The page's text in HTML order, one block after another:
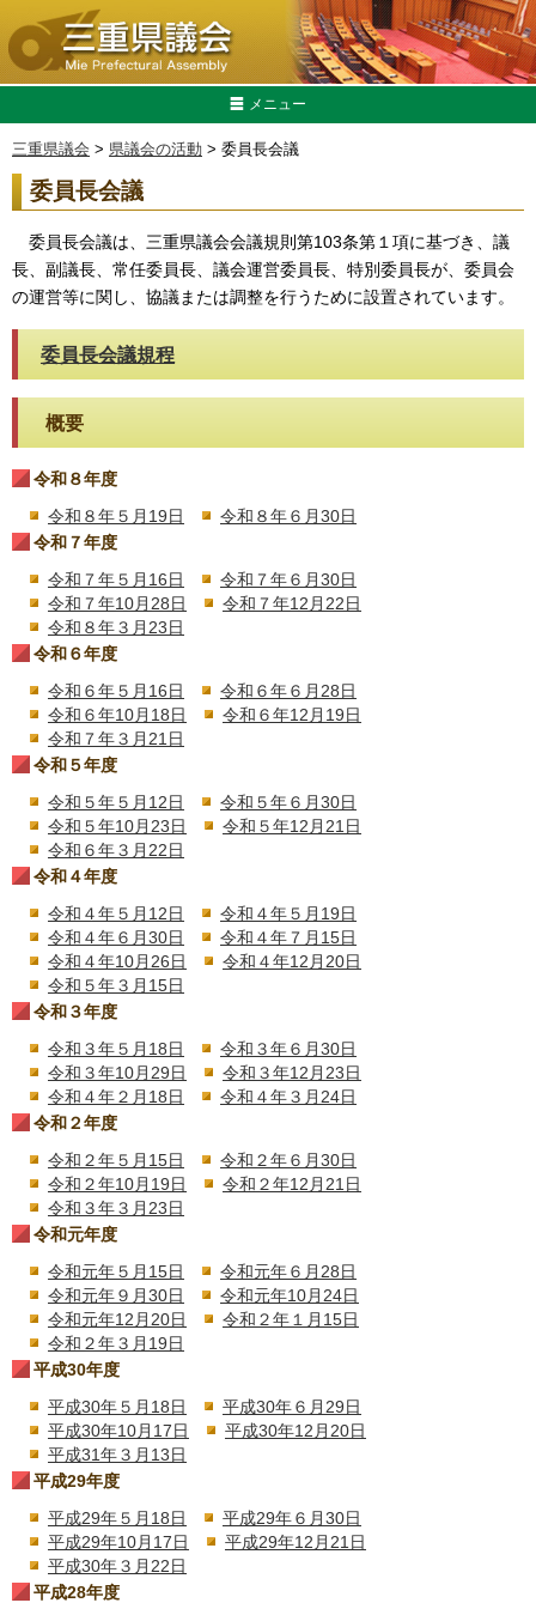
メニュー
三重県議会 > 県議会の活動 > 委員長会議
委員長会議
委員長会議は、三重県議会会議規則第103条第１項に基づき、議
長、副議長、常任委員長、議会運営委員長、特別委員長が、委員会
の運営等に関し、協議または調整を行うために設置されています。
委員長会議規程
概要
令和８年度
令和８年５月19日
令和８年６月30日
令和７年度
令和７年５月16日
令和７年６月30日
令和７年10月28日
令和７年12月22日
令和８年３月23日
令和６年度
令和６年５月16日
令和６年６月28日
令和６年10月18日
令和６年12月19日
令和７年３月21日
令和５年度
令和５年５月12日
令和５年６月30日
令和５年10月23日
令和５年12月21日
令和６年３月22日
令和４年度
令和４年５月12日
令和４年５月19日
令和４年６月30日
令和４年７月15日
令和４年10月26日
令和４年12月20日
令和５年３月15日
令和３年度
令和３年５月18日
令和３年６月30日
令和３年10月29日
令和３年12月23日
令和４年２月18日
令和４年３月24日
令和２年度
令和２年５月15日
令和２年６月30日
令和２年10月19日
令和２年12月21日
令和３年３月23日
令和元年度
令和元年５月15日
令和元年６月28日
令和元年９月30日
令和元年10月24日
令和元年12月20日
令和２年１月15日
令和２年３月19日
平成30年度
平成30年５月18日
平成30年６月29日
平成30年10月17日
平成30年12月20日
平成31年３月13日
平成29年度
平成29年５月18日
平成29年６月30日
平成29年10月17日
平成29年12月21日
平成30年３月22日
平成28年度